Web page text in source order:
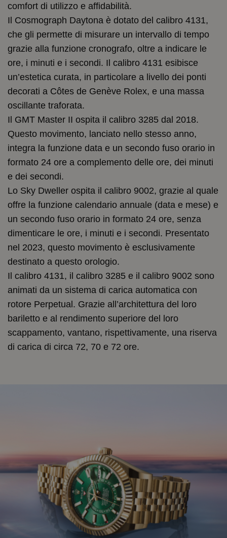
comfort di utilizzo e affidabilità.
Il Cosmograph Daytona è dotato del calibro 4131,
che gli permette di misurare un intervallo di tempo
grazie alla funzione cronografo, oltre a indicare le
ore, i minuti e i secondi. Il calibro 4131 esibisce
un’estetica curata, in particolare a livello dei ponti
decorati a Côtes de Genève Rolex, e una massa
oscillante traforata.
Il GMT Master II ospita il calibro 3285 dal 2018.
Questo movimento, lanciato nello stesso anno,
integra la funzione data e un secondo fuso orario in
formato 24 ore a complemento delle ore, dei minuti
e dei secondi.
Lo Sky Dweller ospita il calibro 9002, grazie al quale
offre la funzione calendario annuale (data e mese) e
un secondo fuso orario in formato 24 ore, senza
dimenticare le ore, i minuti e i secondi. Presentato
nel 2023, questo movimento è esclusivamente
destinato a questo orologio.
Il calibro 4131, il calibro 3285 e il calibro 9002 sono
animati da un sistema di carica automatica con
rotore Perpetual. Grazie all’architettura del loro
bariletto e al rendimento superiore del loro
scappamento, vantano, rispettivamente, una riserva
di carica di circa 72, 70 e 72 ore.